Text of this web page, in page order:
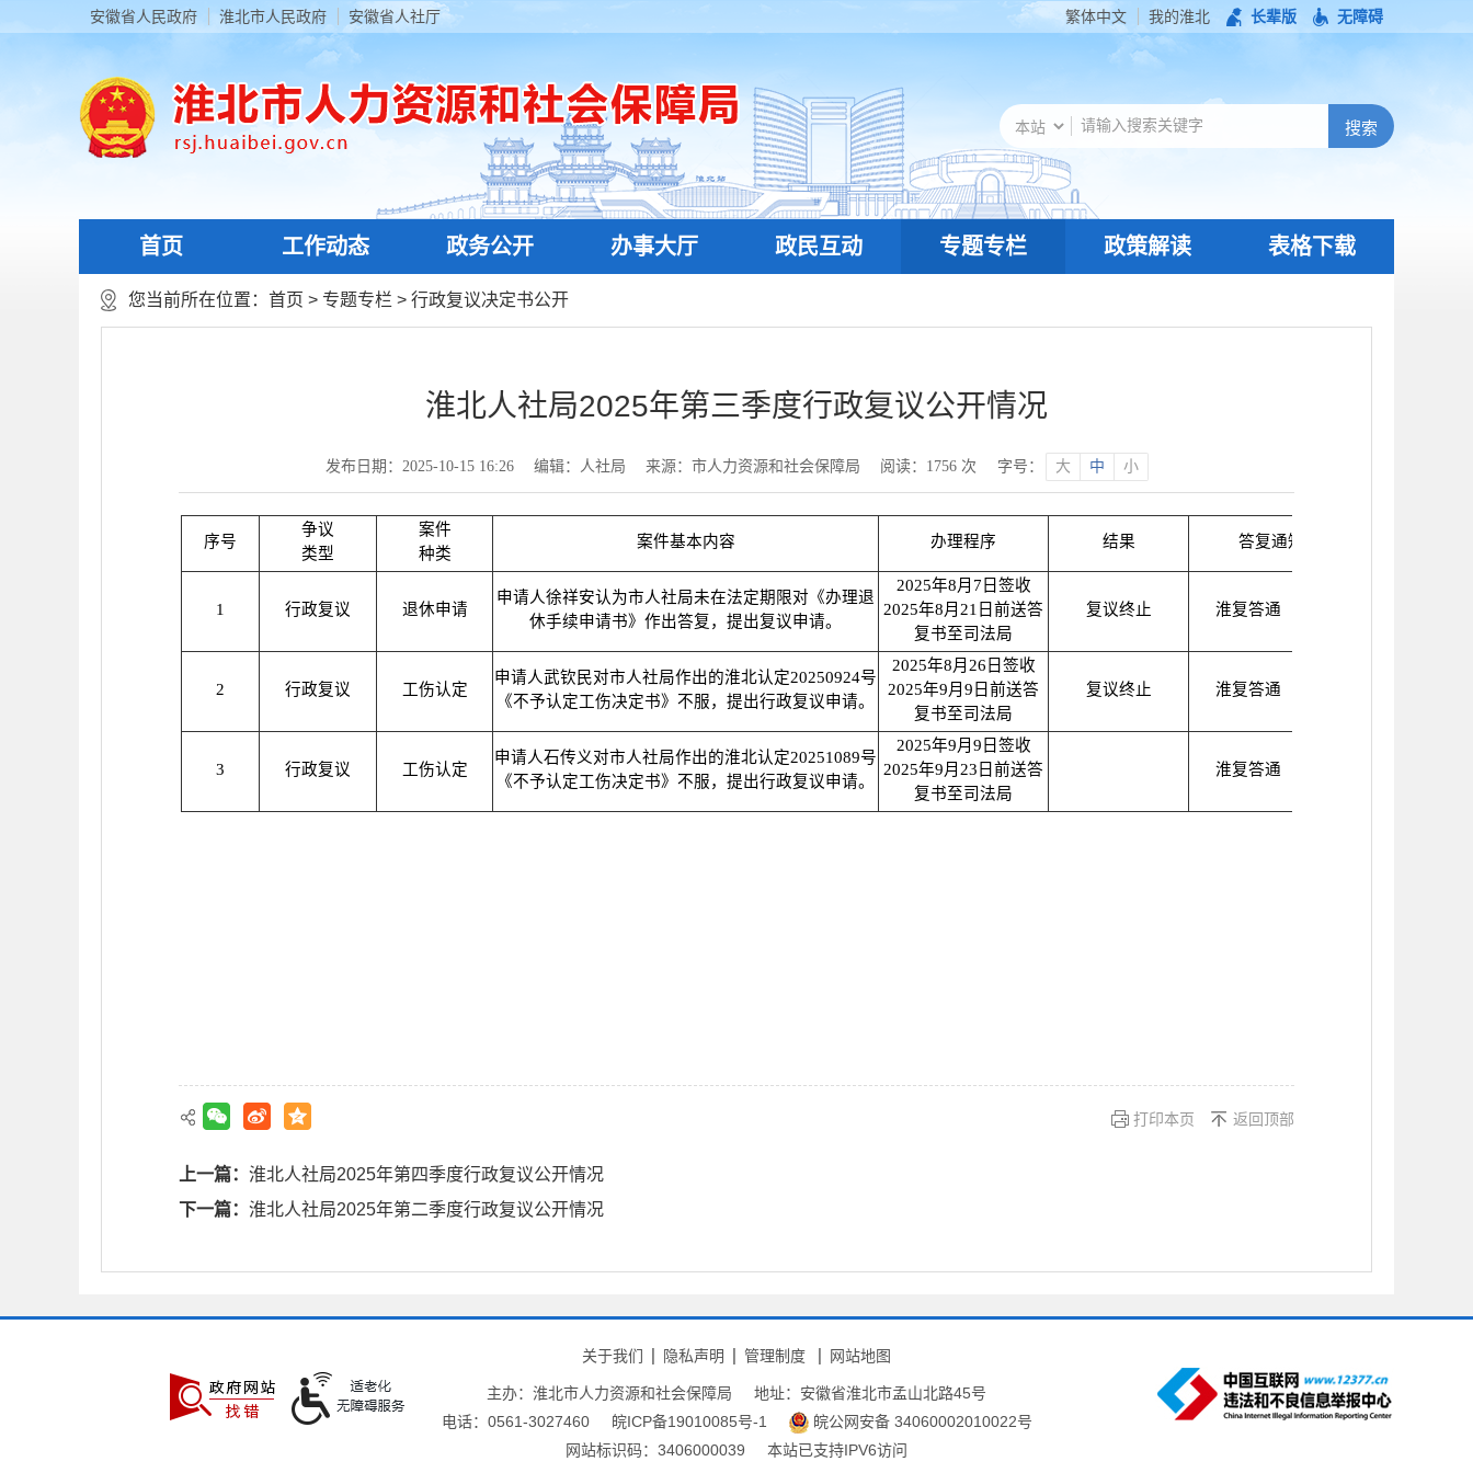
安徽省人民政府 淮北市人民政府 安徽省人社厅 繁体中文 我的淮北 长辈版 无障碍
首页 工作动态 政务公开 办事大厅 政民互动 专题专栏 政策解读 表格下载
您当前所在位置： 首页 > 专题专栏 > 行政复议决定书公开
淮北人社局2025年第三季度行政复议公开情况
发布日期：2025-10-15 16:26 编辑：人社局 来源：市人力资源和社会保障局 阅读： 1756次 字号： 大 中 小
序号
争议
类型
案件
种类
案件基本内容 办理程序 结果 答复通知书的文号
1 行政复议 退休申请
申请人徐祥安认为市人社局未在法定期限对《办理退
休手续申请书》作出答复，提出复议申请。
2025年8月7日签收
2025年8月21日前送答
复书至司法局
复议终止 淮复答通〔2025〕279号
2 行政复议 工伤认定
申请人武钦民对市人社局作出的淮北认定20250924号
《不予认定工伤决定书》不服，提出行政复议申请。
2025年8月26日签收
2025年9月9日前送答
复书至司法局
复议终止 淮复答通〔2025〕299号
3 行政复议 工伤认定
申请人石传义对市人社局作出的淮北认定20251089号
《不予认定工伤决定书》不服，提出行政复议申请。
2025年9月9日签收
2025年9月23日前送答
复书至司法局
淮复答通〔2025〕323号
打印本页 返回顶部
上一篇： 淮北人社局2025年第四季度行政复议公开情况
下一篇： 淮北人社局2025年第二季度行政复议公开情况
关于我们 隐私声明 管理制度 网站地图
主办：淮北市人力资源和社会保障局
地址：安徽省淮北市孟山北路45号
电话：0561-3027460
皖ICP备19010085号-1
皖公网安备 34060002010022号
网站标识码：3406000039
本站已支持IPV6访问